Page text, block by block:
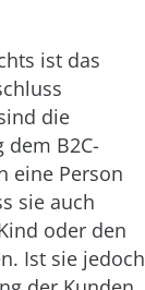
ist das
die
B2C-
eine Person
sie auch
oder den
Ist sie jedoch